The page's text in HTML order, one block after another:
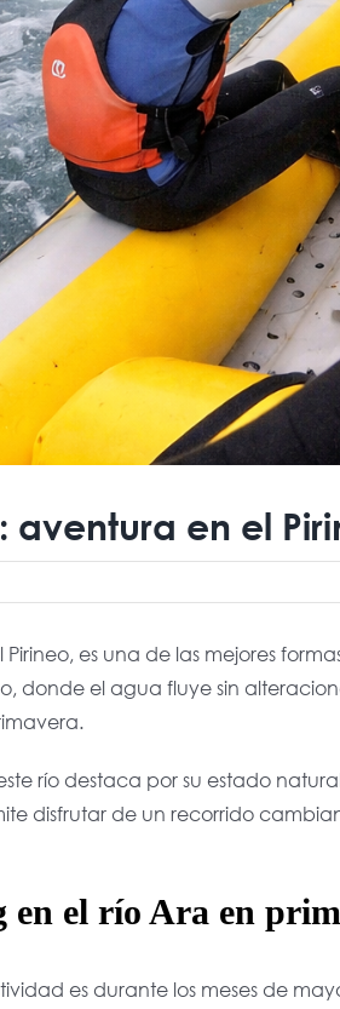
aventura en el
Pirineo, es una de las mejores
donde el agua fluye sin
río destaca por su estado
disfrutar de un recorrido
en el río Ara en
es durante los meses de